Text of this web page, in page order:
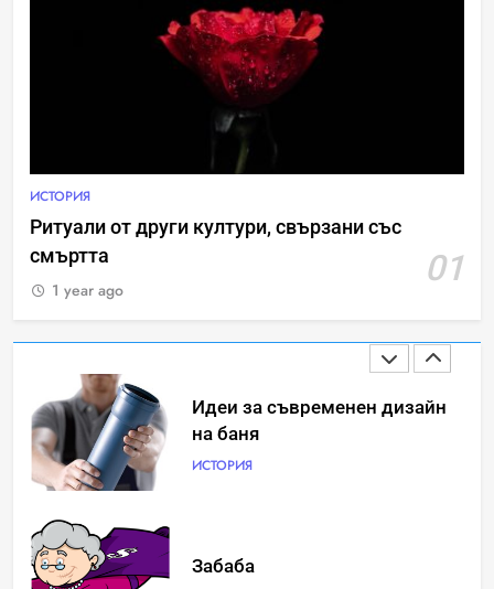
ИСТОРИЯ
Ритуали от други култури, свързани със
смъртта
01
1 year ago
борим с глобалното
затопляне
ИСТОРИЯ ТЕХНОЛОГИИ
Човешкият мозък –
възможност
ИНТЕРЕСНО ИСТОРИЯ
Идеи за съвременен дизайн
на баня
ИСТОРИЯ
Забаба